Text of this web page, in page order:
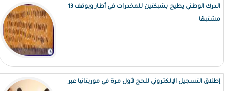
الدرك الوطني يطيح بشبكتين للمخدرات في أطار ويوقف 13
مشتبهًا
إطلاق التسجيل الإلكتروني للحج لأول مرة في موريتانيا عبر